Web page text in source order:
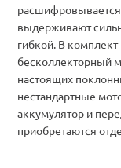
выдерживают
гибкой. В
бесколлекторный
настоящих
нестандартные
аккумулятор и
приобретаются